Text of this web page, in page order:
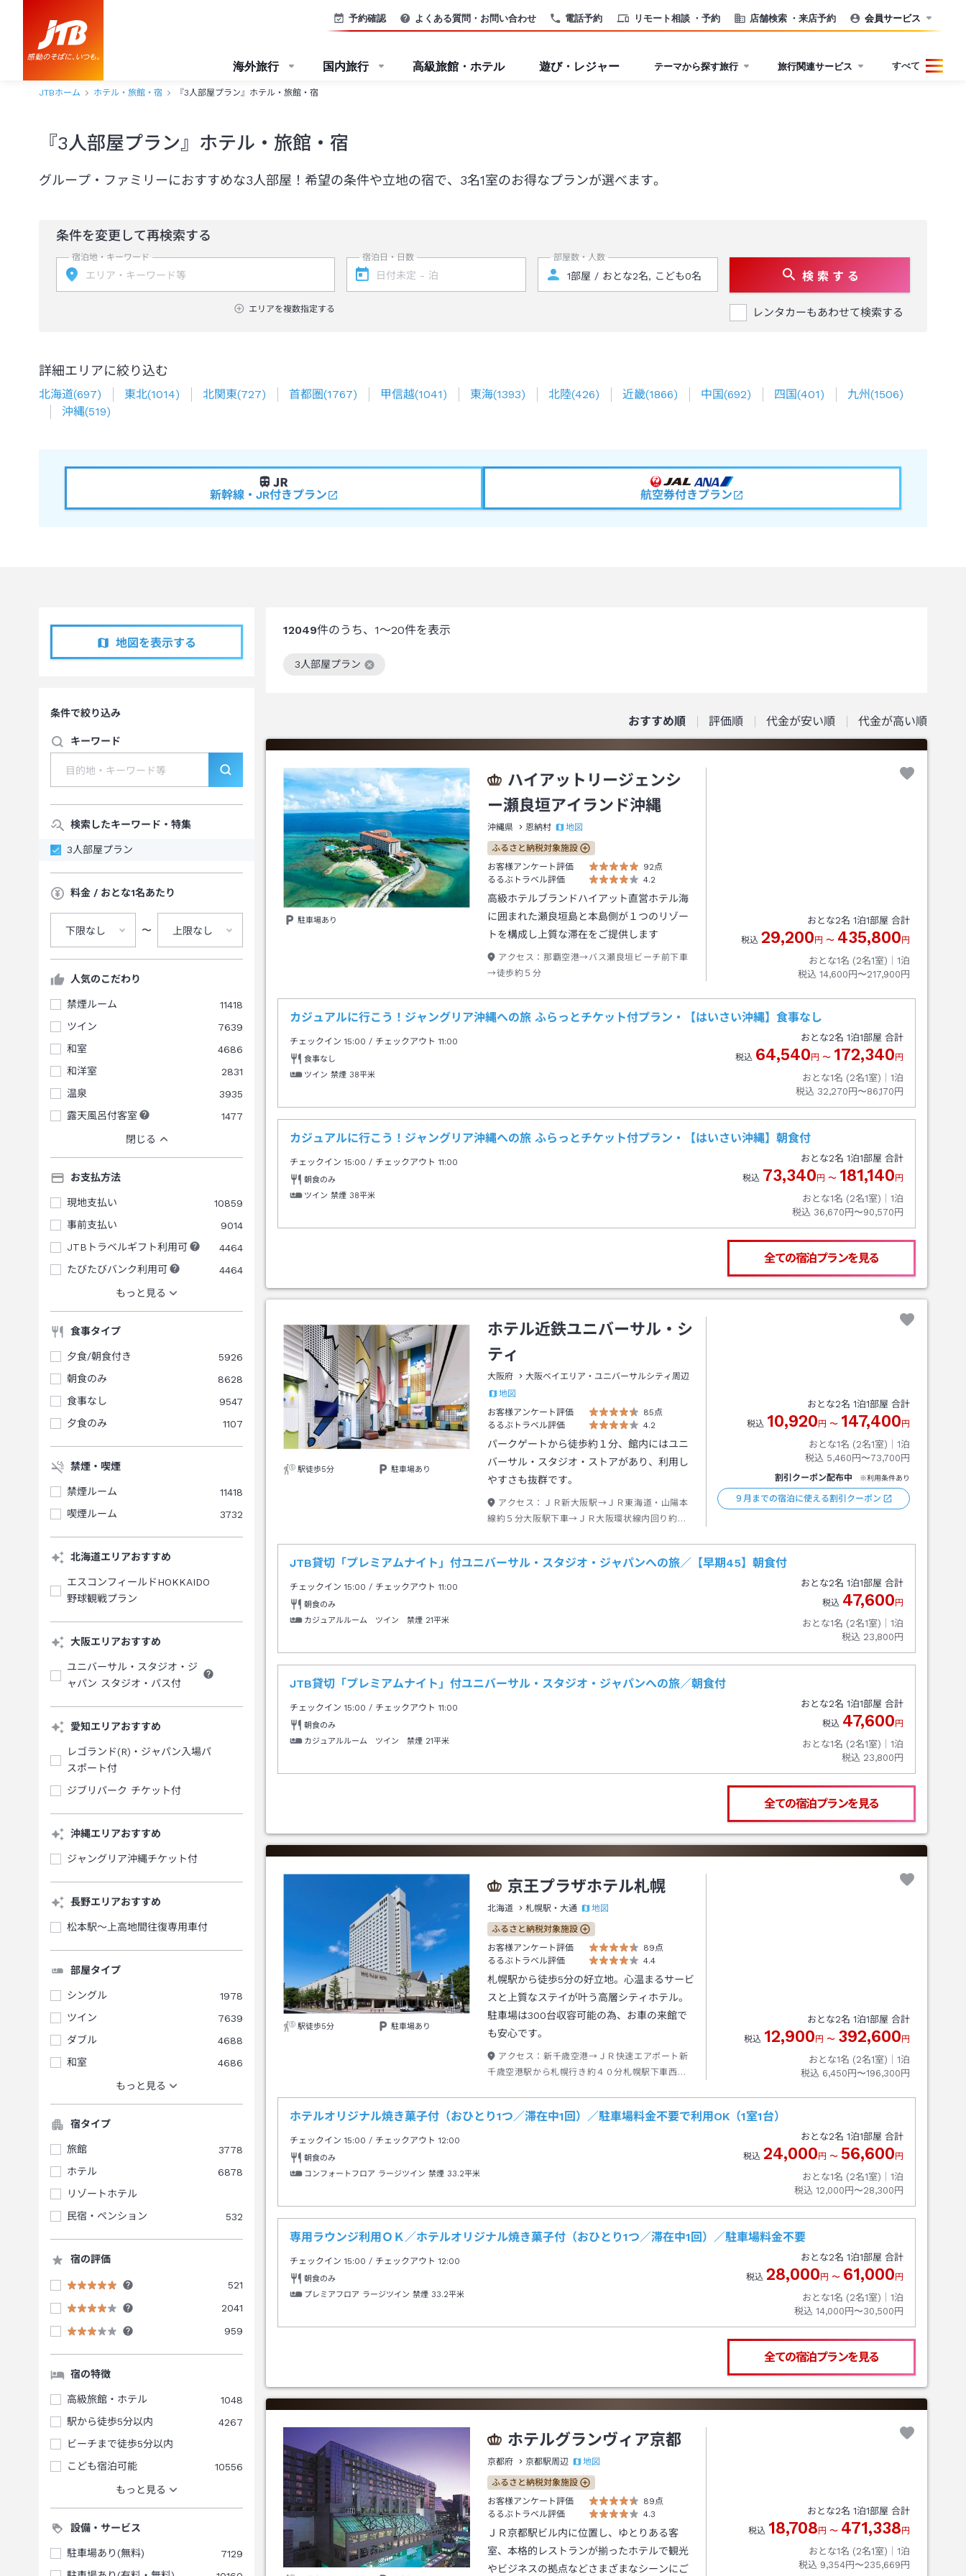
電話予約 リモート相談 ・予約 店舗検索 ・来店予約
予約確認 よくある質問・お問い合わせ 会員サービス
海外旅行 国内旅行 高級旅館・ホテル 遊び・レジャー テーマから探す旅行 旅行関連サービス すべて
JTBホーム ホテル・旅館・宿 『3人部屋プラン』ホテル・旅館・宿
『3人部屋プラン』ホテル・旅館・宿
グループ・ファミリーにおすすめな3人部屋！希望の条件や立地の宿で、3名1室のお得なプランが選べます。
条件を変更して再検索する
宿泊地・キーワード
エリアを複数指定する
宿泊日・日数 部屋数・人数
検 索 す る
レンタカーもあわせて検索する
詳細エリアに絞り込む
北海道(697) 東北(1014) 北関東(727) 首都圏(1767) 甲信越(1041) 東海(1393) 北陸(426) 近畿(1866) 中国(692) 四国(401) 九州(1506)
沖縄(519)
新幹線・JR付きプラン 航空券付きプラン
地図を表示する
条件で絞り込み
キーワード
検索したキーワード・特集
3人部屋プラン
料金 / おとな1名あたり
下限なし 〜 上限なし
人気のこだわり
禁煙ルーム
11418
ツイン
7639
和室
4686
和洋室
2831
温泉
3935
露天風呂付客室
1477
閉じる
お支払方法
現地支払い
10859
事前支払い
9014
JTBトラベルギフト利用可
4464
たびたびバンク利用可
4464
もっと見る
食事タイプ
夕食/朝食付き
5926
朝食のみ
8628
食事なし
9547
夕食のみ
1107
禁煙・喫煙
禁煙ルーム
11418
喫煙ルーム
3732
北海道エリアおすすめ
エスコンフィールドHOKKAIDO
野球観戦プラン
大阪エリアおすすめ
ユニバーサル・スタジオ・ジ
ャパン スタジオ・パス付
愛知エリアおすすめ
レゴランド(R)・ジャパン入場パ
スポート付
ジブリパーク チケット付
沖縄エリアおすすめ
ジャングリア沖縄チケット付
長野エリアおすすめ
松本駅～上高地間往復専用車付
部屋タイプ
シングル
1978
ツイン
7639
ダブル
4688
和室
4686
もっと見る
宿タイプ
旅館
3778
ホテル
6878
リゾートホテル
民宿・ペンション
532
宿の評価
521
2041
959
宿の特徴
高級旅館・ホテル
1048
駅から徒歩5分以内
4267
ビーチまで徒歩5分以内
こども宿泊可能
10556
もっと見る
設備・サービス
駐車場あり(無料)
7129
12049件のうち、 1～20件を表示
3人部屋プラン
この絞り込み条件を解除
おすすめ順 評価順 代金が安い順 代金が高い順
駐車場あり
ハイアットリージェンシ
ー瀬良垣アイランド沖縄
沖縄県 恩納村 地図
ふるさと納税対象施設
お客様アンケート評価
92点
るるぶトラベル評価
4.2
高級ホテルブランドハイアット直営ホテル海
に囲まれた瀬良垣島と本島側が１つのリゾー
トを構成し上質な滞在をご提供します
アクセス： 那覇空港→バス瀬良垣ビーチ前下車
→徒歩約５分
おとな2名 1泊1部屋 合計
税込 29,200 円 〜 435,800 円
おとな1名 (2名1室)｜ 1泊
税込 14,600円〜217,900円
カジュアルに行こう！ジャングリア沖縄への旅 ふらっとチケット付プラン・【はいさい沖縄】食事なし
チェックイン15:00 / チェックアウト 11:00
食事なし
ツイン 禁煙 38平米
おとな2名 1泊1部屋 合計
税込 64,540 円 〜 172,340 円
おとな1名 (2名1室)｜ 1泊
税込 32,270円〜86,170円
カジュアルに行こう！ジャングリア沖縄への旅 ふらっとチケット付プラン・【はいさい沖縄】朝食付
チェックイン15:00 / チェックアウト 11:00
朝食のみ
ツイン 禁煙 38平米
おとな2名 1泊1部屋 合計
税込 73,340 円 〜 181,140 円
おとな1名 (2名1室)｜ 1泊
税込 36,670円〜90,570円
全ての宿泊プランを見る
駅徒歩5分 駐車場あり
ホテル近鉄ユニバーサル・シ
ティ
大阪府
大阪ベイエリア・ユニバーサルシティ周辺
地図
お客様アンケート評価
85点
るるぶトラベル評価
4.2
パークゲートから徒歩約１分、館内にはユニ
バーサル・スタジオ・ストアがあり、利用し
やすさも抜群です。
アクセス：
ＪＲ新大阪駅→ＪＲ東海道・山陽本
線約５分大阪駅下車→ＪＲ大阪環状線内回り約５
おとな2名 1泊1部屋 合計
税込 10,920 円 〜 147,400 円
おとな1名 (2名1室)｜ 1泊
税込 5,460円〜73,700円
割引クーポン配布中 ※利用条件あり
９月までの宿泊に使える割引クーポン
JTB貸切「プレミアムナイト」付ユニバーサル・スタジオ・ジャパンへの旅／【早期45】朝食付
チェックイン15:00 / チェックアウト 11:00
朝食のみ
カジュアルルーム ツイン 禁煙 21平米
おとな2名 1泊1部屋 合計
税込 47,600 円
おとな1名 (2名1室)｜ 1泊
税込 23,800円
JTB貸切「プレミアムナイト」付ユニバーサル・スタジオ・ジャパンへの旅／朝食付
チェックイン15:00 / チェックアウト 11:00
朝食のみ
カジュアルルーム ツイン 禁煙 21平米
おとな2名 1泊1部屋 合計
税込 47,600 円
おとな1名 (2名1室)｜ 1泊
税込 23,800円
全ての宿泊プランを見る
駅徒歩5分 駐車場あり
京王プラザホテル札幌
北海道 札幌駅・大通 地図
ふるさと納税対象施設
お客様アンケート評価
89点
るるぶトラベル評価
4.4
札幌駅から徒歩5分の好立地。心温まるサービ
スと上質なステイが叶う高層シティホテル。
駐車場は300台収容可能の為、お車の来館で
も安心です。
アクセス： 新千歳空港→ＪＲ快速エアポート新
千歳空港駅から札幌行き約４０分札幌駅下車西出
おとな2名 1泊1部屋 合計
税込 12,900 円 〜 392,600 円
おとな1名 (2名1室)｜ 1泊
税込 6,450円〜196,300円
ホテルオリジナル焼き菓子付（おひとり1つ／滞在中1回）／駐車場料金不要で利用OK（1室1台）
チェックイン15:00 / チェックアウト 12:00
朝食のみ
コンフォートフロア ラージツイン 禁煙 33.2平米
おとな2名 1泊1部屋 合計
税込 24,000 円 〜 56,600 円
おとな1名 (2名1室)｜ 1泊
税込 12,000円〜28,300円
専用ラウンジ利用ＯＫ／ホテルオリジナル焼き菓子付（おひとり1つ／滞在中1回）／駐車場料金不要
チェックイン15:00 / チェックアウト 12:00
朝食のみ
プレミアフロア ラージツイン 禁煙 33.2平米
おとな2名 1泊1部屋 合計
税込 28,000 円 〜 61,000 円
おとな1名 (2名1室)｜ 1泊
税込 14,000円〜30,500円
全ての宿泊プランを見る
ホテルグランヴィア京都
京都府 京都駅周辺 地図
ふるさと納税対象施設
お客様アンケート評価
89点
るるぶトラベル評価
4.3
ＪＲ京都駅ビル内に位置し、ゆとりある客
室、本格的レストランが揃ったホテルで観光
やビジネスの拠点などさまざまなシーンにご
おとな2名 1泊1部屋 合計
税込 18,708 円 〜 471,338 円
おとな1名 (2名1室)｜ 1泊
税込 9,354円〜235,669円